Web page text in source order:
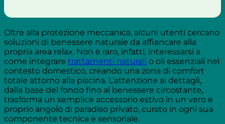
Oltre alla protezione meccanica, alcuni utenti cercano
soluzioni di benessere naturale da affiancare alla
propria area relax. Non è raro, infatti, interessarsi a
come integrare trattamenti naturali o oli essenziali nel
contesto domestico, creando una zona di comfort
totale attorno alla piscina. L’attenzione ai dettagli,
dalla base del fondo fino al benessere circostante,
trasforma un semplice accessorio estivo in un vero e
proprio angolo di paradiso privato, curato in ogni sua
componente tecnica e sensoriale.